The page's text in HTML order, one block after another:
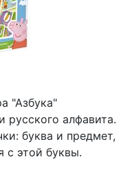
"Азбука"
русского алфавита.
буква и предмет,
с этой буквы.